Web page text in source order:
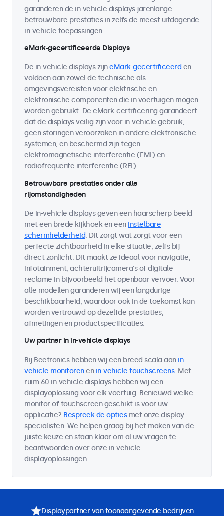
garanderen de in-vehicle displays jarenlange
betrouwbare prestaties in zelfs de meest uitdagende
in-vehicle toepassingen.
eMark-gecertificeerde Displays
De in-vehicle displays zijneMark-gecertificeerd en
voldoen aan zowel de technische als
omgevingsvereisten voor elektrische en
elektronische componenten die in voertuigen mogen
worden gebruikt. De eMark-certificering garandeert
dat de displays veilig zijn voor in-vehicle gebruik,
geen storingen veroorzaken in andere elektronische
systemen, en beschermd zijn tegen
elektromagnetische interferentie (EMI) en
radiofrequente interferentie (RFI).
Betrouwbare prestaties onder alle
rijomstandigheden
De in-vehicle displays geven een haarscherp beeld
met een brede kijkhoek en een instelbare
schermhelderheid. Dit zorgt wat zorgt voor een
perfecte zichtbaarheid in elke situatie, zelfs bij
direct zonlicht. Dit maakt ze ideaal voor navigatie,
infotainment, achteruitrijcamera's of digitale
reclame in bijvoorbeeld het openbaar vervoer. Voor
alle modellen garanderen wij een langdurige
beschikbaarheid, waardoor ook in de toekomst kan
worden vertrouwd op dezelfde prestaties,
afmetingen en productspecificaties.
Uw partner in in-vehicle displays
Bij Beetronics hebben wij een breed scala aan in-
vehicle monitorenen in-vehicle touchscreens. Met
ruim 60 in-vehicle displays hebben wij een
displayoplossing voor elk voertuig. Benieuwd welke
monitor of touchscreen geschikt is voor uw
applicatie? Bespreek de optiesmet onze display
specialisten. We helpen graag bij het maken van de
juiste keuze en staan klaar om al uw vragen te
beantwoorden over onze in-vehicle
displayoplossingen.
Displaypartner van toonaangevende bedrijven